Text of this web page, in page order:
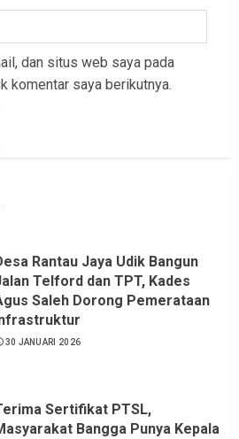
dan situs web saya pada
komentar saya berikutnya.
Rantau Jaya Udik Bangun
Telford dan TPT, Kades
Saleh Dorong Pemerataan
30 JANUARI 2026
Sertifikat PTSL,
Bangga Punya Kepala